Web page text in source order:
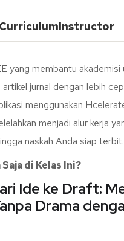
CurriculumInstructor
yang membantu akademisi
jurnal dengan lebih
menggunakan
menjadi alur kerja
naskah Anda siap terbit.
di Kelas Ini?
Ide ke Draft:
Drama